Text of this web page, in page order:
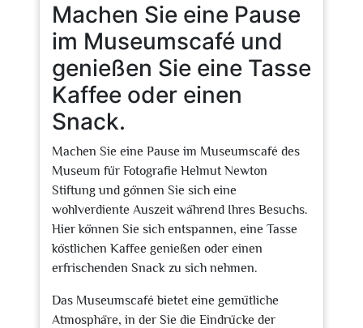
Machen Sie eine Pause
im Museumscafé und
genießen Sie eine Tasse
Kaffee oder einen
Snack.
Machen Sie eine Pause im Museumscafé des
Museum für Fotografie Helmut Newton
Stiftung und gönnen Sie sich eine
wohlverdiente Auszeit während Ihres Besuchs.
Hier können Sie sich entspannen, eine Tasse
köstlichen Kaffee genießen oder einen
erfrischenden Snack zu sich nehmen.
Das Museumscafé bietet eine gemütliche
Atmosphäre, in der Sie die Eindrücke der